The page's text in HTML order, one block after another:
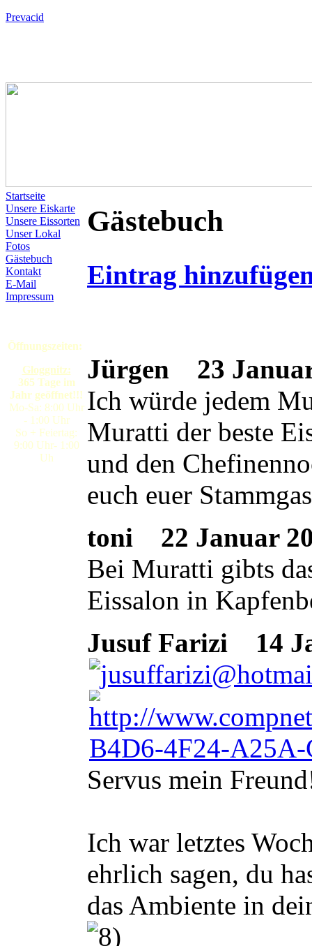
Prevacid
Startseite
Unsere Eiskarte
Unsere Eissorten
Unser Lokal
Fotos
Gästebuch
Kontakt
E-Mail
Impressum
Öffnungszeiten:
Gloggnitz:
365 Tage im
Jahr geöffnet!!!
Mo-Sa: 8:00 Uhr
- 1:00 Uhr
So + Feiertag:
9:00 Uhr- 1:00
Uh
Gästebuch
Eintrag
Jürgen
23
Ich würde jedem
Muratti der beste
und den
euch euer
toni
22 Januar
Bei Muratti gibts
Eissalon in
Jusuf Farizi
14
Servus mein
Ich war letztes
ehrlich sagen, du
das Ambiente in